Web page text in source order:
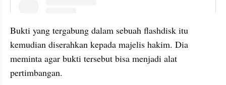
Bukti yang tergabung dalam sebuah flashdisk itu
kemudian diserahkan kepada majelis hakim. Dia
meminta agar bukti tersebut bisa menjadi alat
pertimbangan.